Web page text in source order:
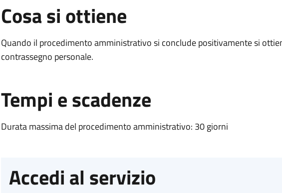
Cosa si ottiene
Quando il procedimento amministrativo si conclude positivamente si
contrassegno personale.
Tempi e scadenze
Durata massima del procedimento amministrativo: 30 giorni
Accedi al servizio